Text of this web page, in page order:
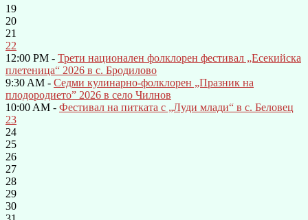
19
20
21
22
12:00 PM - Трети национален фолклорен фестивал „Есекийска
плетеница“ 2026 в с. Бродилово
9:30 AM - Седми кулинарно-фолклорен „Празник на
плодородието” 2026 в село Чилнов
10:00 AM - Фестивал на питката с „Луди млади“ в с. Беловец
23
24
25
26
27
28
29
30